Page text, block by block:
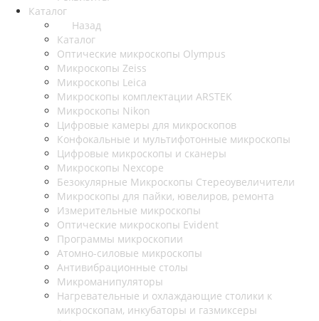
Каталог
Назад
Каталог
Оптические микроскопы Olympus
Микроскопы Zeiss
Микроскопы Leica
Микроскопы комплектации ARSTEK
Микроскопы Nikon
Цифровые камеры для микроскопов
Конфокальные и мультифотонные микроскопы
Цифровые микроскопы и сканеры
Микроскопы Nexcope
Безокулярные Микроскопы Стереоувеличители
Микроскопы для пайки, ювелиров, ремонта
Измерительные микроскопы
Оптические микроскопы Evident
Программы микроскопии
Атомно-силовые микроскопы
Антивибрационные столы
Микроманипуляторы
Нагревательные и охлаждающие столики к
микроскопам, инкубаторы и газмиксеры